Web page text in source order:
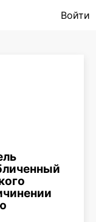
Войти